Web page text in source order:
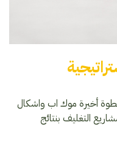
أخيرة موك اب واشكال
التغليف بنتائج